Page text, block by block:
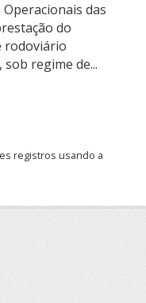
das
do
rodoviário
regime de...
registros usando a